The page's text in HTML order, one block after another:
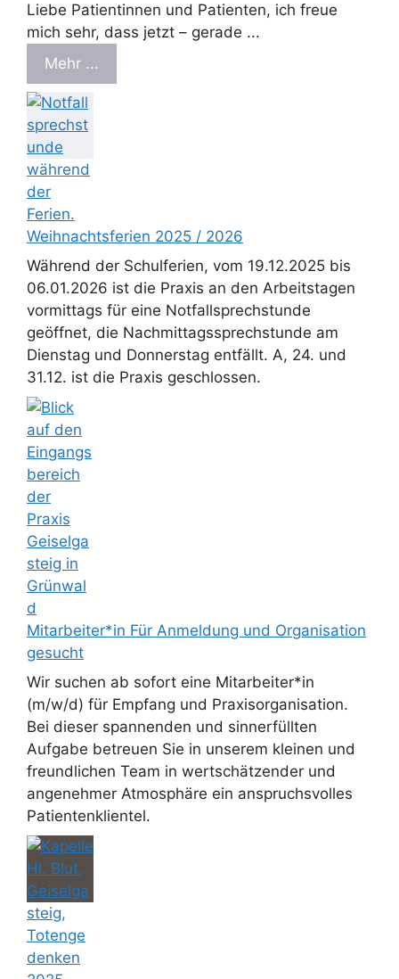
Liebe Patientinnen und Patienten, ich freue
mich sehr, dass jetzt – gerade ...
Mehr ...
Weihnachtsferien 2025 / 2026
Während der Schulferien, vom 19.12.2025 bis
06.01.2026 ist die Praxis an den Arbeitstagen
vormittags für eine Notfallsprechstunde
geöffnet, die Nachmittagssprechstunde am
Dienstag und Donnerstag entfällt. A, 24. und
31.12. ist die Praxis geschlossen.
Mitarbeiter*in Für Anmeldung und Organisation
gesucht
Wir suchen ab sofort eine Mitarbeiter*in
(m/w/d) für Empfang und Praxisorganisation.
Bei dieser spannenden und sinnerfüllten
Aufgabe betreuen Sie in unserem kleinen und
freundlichen Team in wertschätzender und
angenehmer Atmosphäre ein anspruchsvolles
Patientenklientel.